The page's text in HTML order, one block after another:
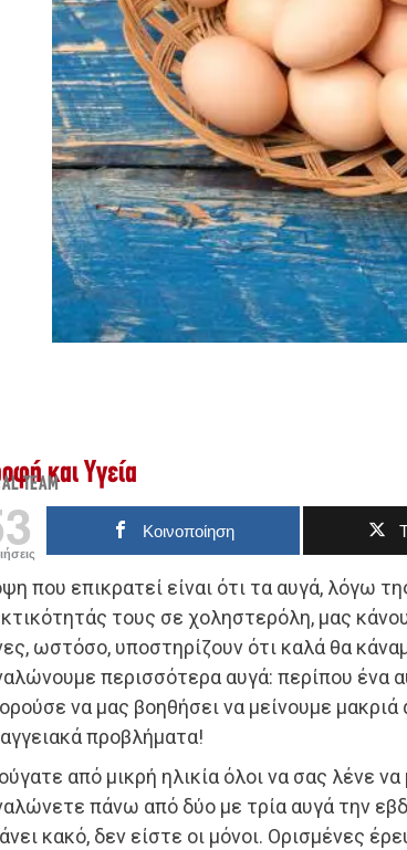
και Υγεία
TEAM
Κοινοποίηση
που επικρατεί είναι ότι τα αυγά, λόγω
τους σε χοληστερόλη, μας
ωστόσο, υποστηρίζουν ότι καλά θα
περισσότερα αυγά: περίπου ένα
να μας βοηθήσει να μείνουμε μακριά
προβλήματα!
από μικρή ηλικία όλοι να σας λένε να
πάνω από δύο με τρία αυγά την
κακό, δεν είστε οι μόνοι. Ορισμένες